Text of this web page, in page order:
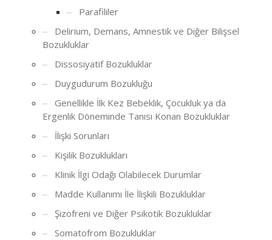
Parafililer
Delirium, Demans, Amnestik ve Diğer Bilişsel
Bozukluklar
Dissosiyatif Bozukluklar
Duygudurum Bozukluğu
Genellikle İlk Kez Bebeklik, Çocukluk ya da
Ergenlik Döneminde Tanısı Konan Bozukluklar
İlişki Sorunları
Kişilik Bozuklukları
Klinik İlgi Odağı Olabilecek Durumlar
Madde Kullanımı İle İlişkili Bozukluklar
Şizofreni ve Diğer Psikotik Bozukluklar
Somatofrom Bozukluklar